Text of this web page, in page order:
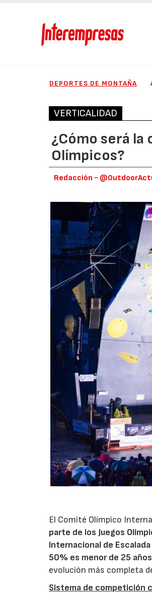
DEPORTES DE MONTAÑA
VERTICALIDAD
¿Cómo será
Olímpicos?
Redacción -
El Comité Olímpico
parte de los Juegos
Internacional de
50% es menor de 25 años
evolución más completa
Sistema de competición